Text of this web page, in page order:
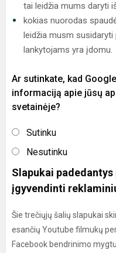
tai leidžia mums daryti
kokias nuorodas
leidžia musm
lankytojams yra įdomu.
Ar sutinkate, kad
informaciją apie jūsų
svetainėje?
Sutinku
Nesutinku
Slapukai
įgyvendinti
Šie trečiųjų šalių slapukai
esančių Youtube filmukų
Facebook bendrinimo